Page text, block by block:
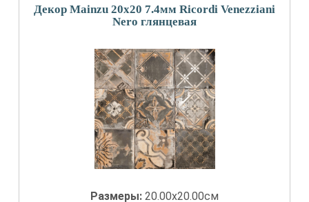
Декор Mainzu 20x20 7.4мм Ricordi Venezziani
Nero глянцевая
Размеры: 20.00x20.00см